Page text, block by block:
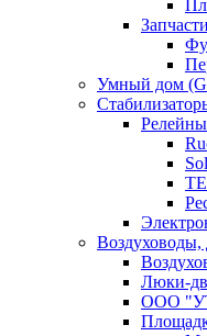
Умный дом
Люки-
ООО